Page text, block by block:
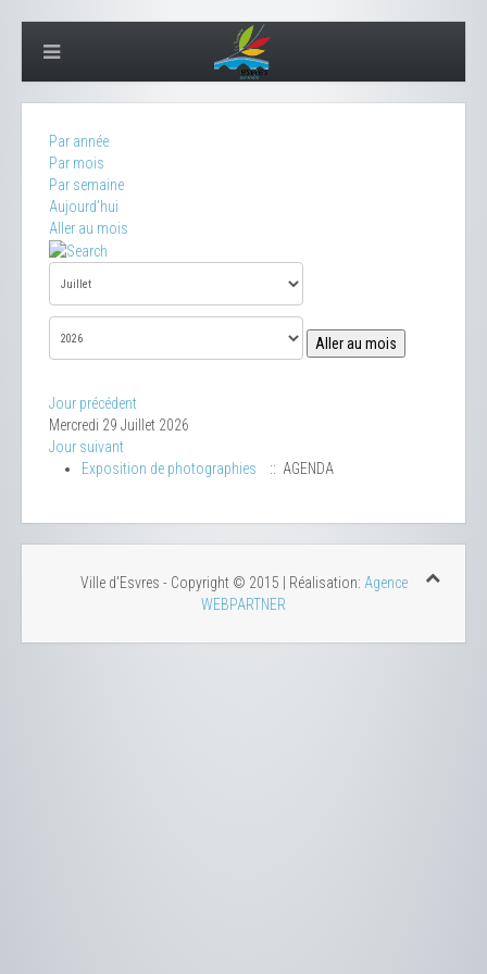
Par année
Par mois
Par semaine
Aujourd'hui
Aller au mois
Aller au mois
Jour précédent
Mercredi 29 Juillet 2026
Jour suivant
Exposition de photographies
:: AGENDA
Ville d'Esvres - Copyright © 2015 | Réalisation: Agence
WEBPARTNER